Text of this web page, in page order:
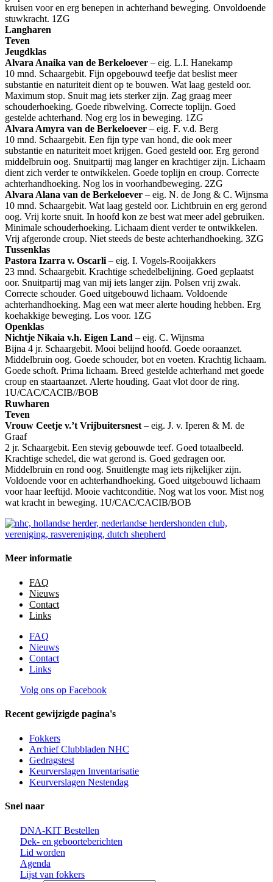
kruisen voor en erg benepen in achterhand beweging. Onvoldoende
stuwkracht. 1ZG
Langharen
Teven
Jeugdklas
Alvara Anaika van de Berkeloever – eig. L.I. Hanekamp
10 mnd. Schaargebit. Fijn opgebouwd teefje dat beslist meer
substantie en naturiteit dient op te bouwen. Wat laag gesteld oor.
Maximum stop. Snuit mag iets sterker zijn. Zag graag meer
schouderhoeking. Goede ribwelving. Correcte toplijn. Goed
gestelde achterhand. Nog erg los in beweging. 1ZG
Alvara Amyra van de Berkeloever – eig. F. v.d. Berg
10 mnd. Schaargebit. Een fijn type van hond, die ook meer
substantie en naturiteit moet krijgen. Goed gesteld oor. Erg gerond
middelbruin oog. Snuitpartij mag langer en krachtiger zijn. Lichaam
dient zich verder te ontwikkelen. Goede toplijn en croup. Correcte
achterhandhoeking. Nog los in voorhandbeweging. 2ZG
Alvara Alana van de Berkeloever – eig. N. de Jong & C. Wijnsma
10 mnd. Schaargebit. Wat laag gesteld oor. Lichtbruin en erg gerond
oog. Vrij korte snuit. In hoofd kon ze best wat meer adel gebruiken.
Minimale schouderhoeking. Lichaam dient verder te ontwikkelen.
Vrij afgeronde croup. Niet steeds de beste achterhandhoeking. 3ZG
Tussenklas
Pastora Izarra v. Oscarli – eig. I. Vogels-Rooijakkers
23 mnd. Schaargebit. Krachtige schedelbelijning. Goed geplaatst
oor. Snuitpartij mag van mij iets langer zijn. Polsen vrij zwak.
Correcte schouder. Goed uitgebouwd lichaam. Voldoende
achterhandhoeking. Mag een wat meer alerte houding hebben. Erg
koehakkige beweging. Los voor. 1ZG
Openklas
Nichtje Nikaia v.h. Eigen Land – eig. C. Wijnsma
Bijna 4 jr. Schaargebit. Mooi belijnd hoofd. Goede ooraanzet.
Middelbruin oog. Goede schouder, bot en voeten. Krachtig lichaam.
Goede schoft. Prima lichaam. Breed gestelde achterhand met goede
croup en staartaanzet. Alerte houding. Gaat vlot door de ring.
1U/CAC/CACIB//BOB
Ruwharen
Teven
Vrouw Ceetje v.’t Vrijbuitersnest – eig. J. v. Iperen & M. de
Graaf
2 jr. Schaargebit. Een stevig gebouwde teef. Goed totaalbeeld.
Krachtige schedel, die wat gerond is. Goed gedragen oor.
Middelbruin en rond oog. Snuitlengte mag iets rijkelijker zijn.
Voldoende voor en achterhandhoeking. Goed uitgebouwd lichaam
voor haar leeftijd. Mooie vachtconditie. Nog wat los voor. Mist nog
wat kracht in beweging. 1U/CAC/CACIB/BOB
Meer informatie
FAQ
Nieuws
Contact
Links
FAQ
Nieuws
Contact
Links
Volg ons op Facebook
Recent gewijzigde pagina's
Fokkers
Archief Clubbladen NHC
Gedragstest
Keurverslagen Inventarisatie
Keurverslagen Nestendag
Snel naar
DNA-KIT Bestellen
Dek- en geboorteberichten
Lid worden
Agenda
Lijst van fokkers